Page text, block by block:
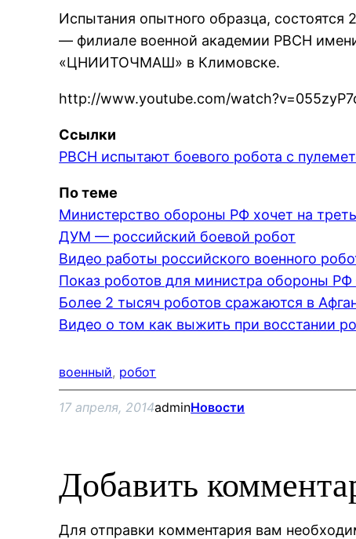
Испытания опытного образца, состоятся
— филиале военной академии РВСН
«ЦНИИТОЧМАШ» в Климовске.
http://www.youtube.com/
Ссылки
РВСН испытают боевого робота с
По теме
Министерство обороны РФ хочет на
ДУМ — российский боевой робот
Видео работы российского военного
Показ роботов для министра обороны
Более 2 тысяч роботов сражаются в
Видео о том как выжить при восстании
военный, робот
17 апреля, 2014adminНовости
Добавить
Для отправки комментария вам